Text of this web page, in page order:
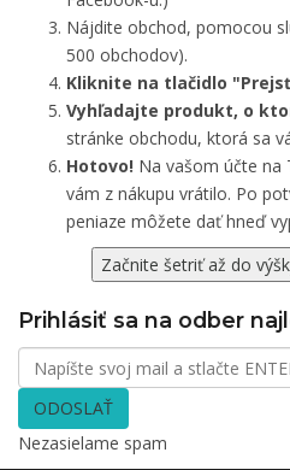
Nájdite obchod, pomocou
500 obchodov).
Kliknite na tlačidlo
Vyhľadajte produkt, o
stránke obchodu, ktorá sa
Hotovo! Na vašom účte na
vám z nákupu vrátilo. Po
peniaze môžete dať hneď
Začnite šetriť až do
Prihlásiť sa na odber
ODOSLAŤ
Nezasielame spam